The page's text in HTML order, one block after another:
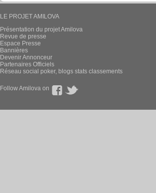
LE PROJET AMILOVA
Présentation du projet Amilova
Revue de presse
Espace Presse
Bannières
Devenir Annonceur
Partenaires Officiels
Réseau social poker, blogs stats classements
Follow Amilova on